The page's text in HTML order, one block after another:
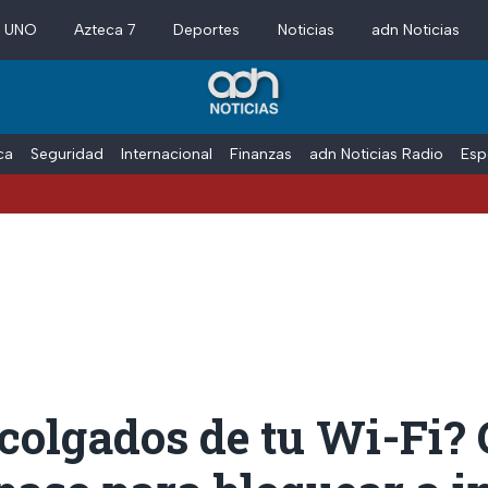
Azteca 7 Deportes Noticias adn Noticias
Seguridad Internacional Finanzas adn Noticias Radio
de tu Wi-Fi?